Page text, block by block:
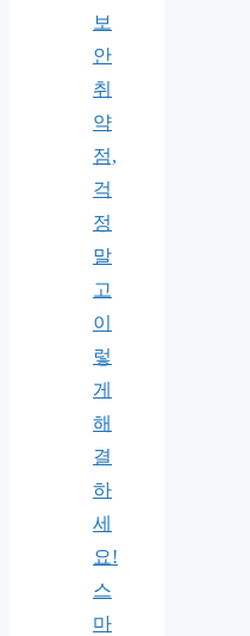
보
안
취
약
점,
걱
정
말
고
이
렇
게
해
결
하
세
요!
스
마